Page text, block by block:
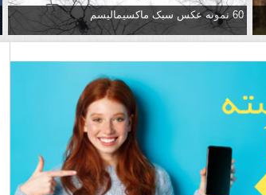
60 نمونه عکس سبک ماکسیمالیسم